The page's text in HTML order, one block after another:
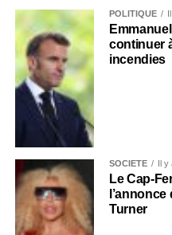
POLITIQUE
continuer
incendies
SOCIÉTÉ Il y
Le Cap-
Turner